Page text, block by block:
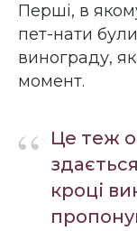
Перші, в
пет-нати
винограду,
момент.
“
Це теж
кроці